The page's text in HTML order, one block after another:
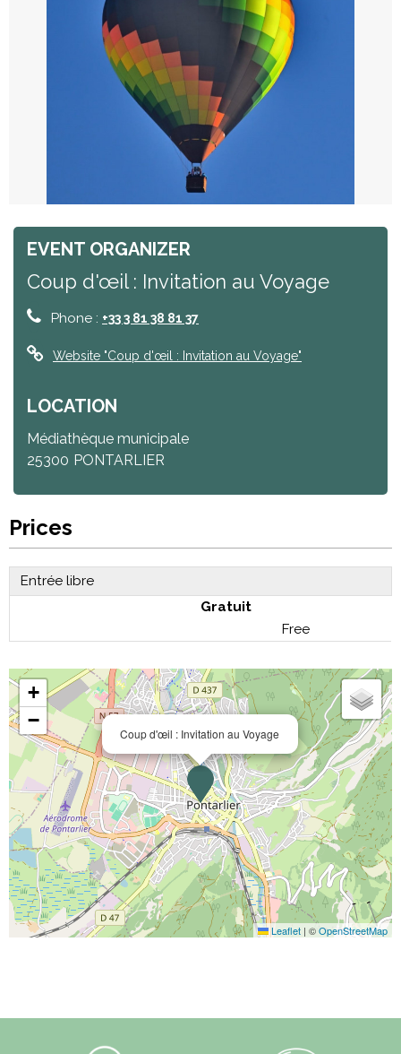
EVENT ORGANIZER
Coup d'œil : Invitation au Voyage
Phone : +33 3 81 38 81 37
Website "Coup d'œil : Invitation au Voyage"
LOCATION
Médiathèque municipale
25300 PONTARLIER
Prices
Entrée libre
Gratuit
Free
Coup d'œil : Invitation au Voyage
+
−
Leaflet | ©OpenStreetMap